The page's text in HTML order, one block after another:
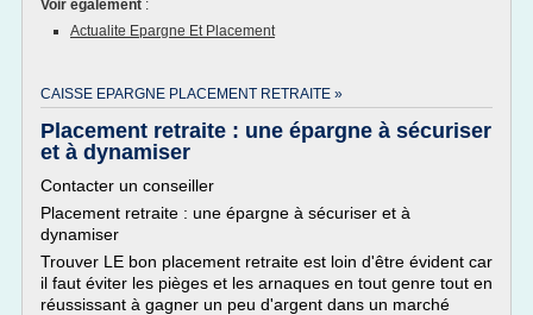
Voir également :
Actualite Epargne Et Placement
CAISSE EPARGNE PLACEMENT RETRAITE »
Placement retraite : une épargne à sécuriser
et à dynamiser
Contacter un conseiller
Placement retraite : une épargne à sécuriser et à
dynamiser
Trouver LE bon placement retraite est loin d'être évident car
il faut éviter les pièges et les arnaques en tout genre tout en
réussissant à gagner un peu d'argent dans un marché